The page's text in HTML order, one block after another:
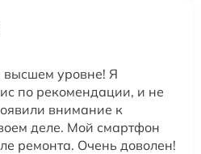
уровне! Я
по рекомендации, и не
внимание к
деле. Мой смартфон
ремонта. Очень доволен!